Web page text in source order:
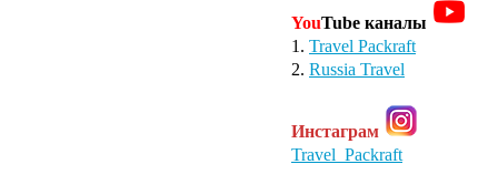
YouTube каналы
1. Travel Packraft
2. Russia Travel
Инстаграм
Travel_Packraft